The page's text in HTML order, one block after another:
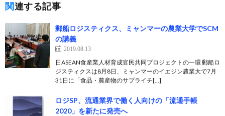
関連する記事
郵船ロジスティクス、ミャンマーの農業大学でSCM
の講義
2019.08.13
日ASEAN食産業人材育成官民共同プロジェクトの一環 郵船ロ
ジスティクスは8月8日、ミャンマーのイエジン農業大で7月
31日に「食品・農産物のサプライチ[…]
ロジSP、流通業界で働く人向けの「流通手帳
2020」を新たに発売へ